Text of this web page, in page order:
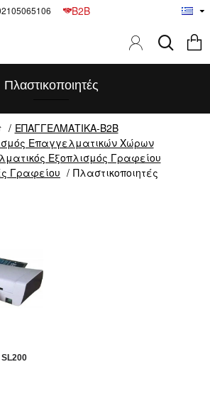
B2B
ΕΠΑΓΓΕΛΜΑΤΙΚΑ-B2B
Επαγγελματικών Χώρων
Εξοπλισμός Γραφείου
Γραφείου
Πλαστικοποιητές
Πλαστικοποιητές
SL200